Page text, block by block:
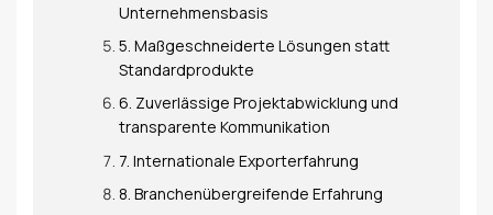
Unternehmensbasis
5. Maßgeschneiderte Lösungen statt
Standardprodukte
6. Zuverlässige Projektabwicklung und
transparente Kommunikation
7. Internationale Exporterfahrung
8. Branchenübergreifende Erfahrung